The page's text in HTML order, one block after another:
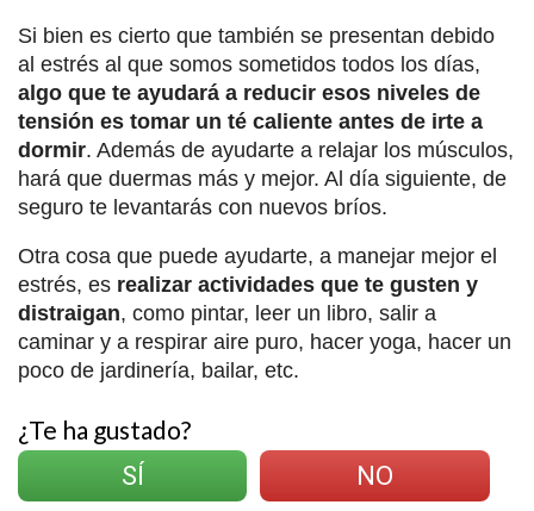
Si bien es cierto que también se presentan debido
al estrés al que somos sometidos todos los días,
algo que te ayudará a reducir esos niveles de
tensión es tomar un té caliente antes de irte a
dormir. Además de ayudarte a relajar los músculos,
hará que duermas más y mejor. Al día siguiente, de
seguro te levantarás con nuevos bríos.
Otra cosa que puede ayudarte, a manejar mejor el
estrés, es realizar actividades que te gusten y
distraigan, como pintar, leer un libro, salir a
caminar y a respirar aire puro, hacer yoga, hacer un
poco de jardinería, bailar, etc.
¿Te ha gustado?
SÍ
NO